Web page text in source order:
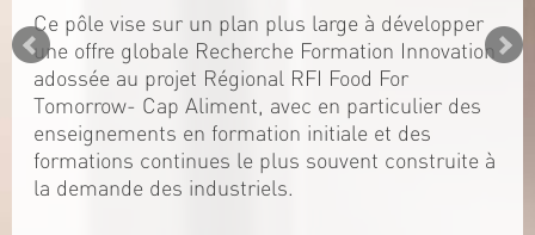
Ce pôle vise sur un plan plus large à développer
une offre globale Recherche Formation Innovation
adossée au projet Régional RFI Food For
Tomorrow- Cap Aliment, avec en particulier des
enseignements en formation initiale et des
formations continues le plus souvent construite à
la demande des industriels.